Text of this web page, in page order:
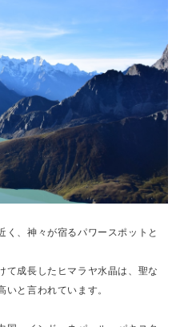
く、神々が宿るパワースポットと
て成長したヒマラヤ水晶は、聖な
と言われています。